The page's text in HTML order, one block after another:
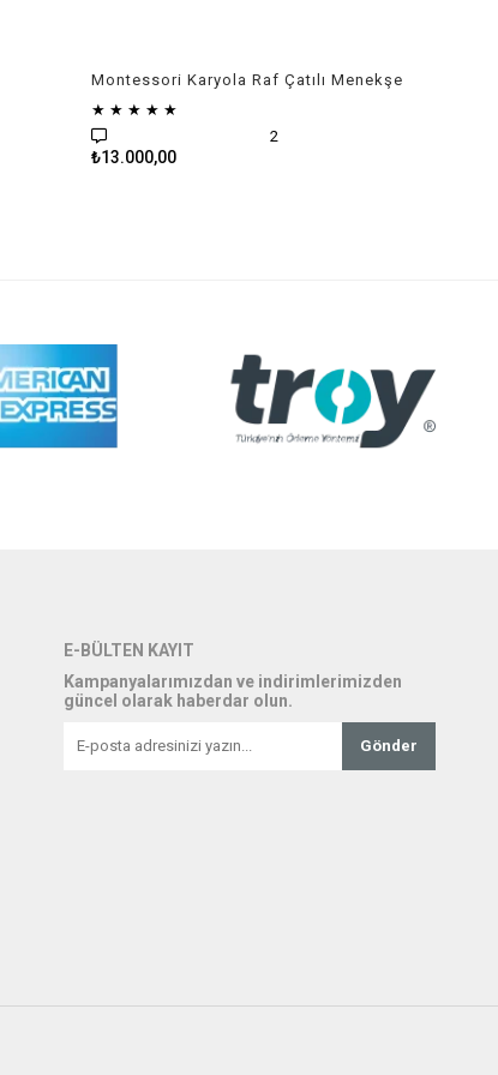
Montessori Karyola Raf Çatılı Menekşe
★ ★ ★ ★ ★
2
₺13.000,00
E-BÜLTEN KAYIT
Kampanyalarımızdan ve indirimlerimizden
güncel olarak haberdar olun.
Gönder